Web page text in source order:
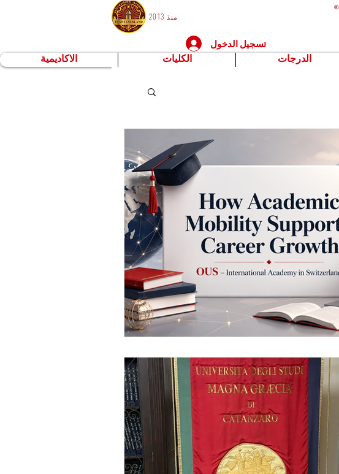
منذ 2013
®
تسجيل الدخول
الاكاديمية الكليات الدرجات